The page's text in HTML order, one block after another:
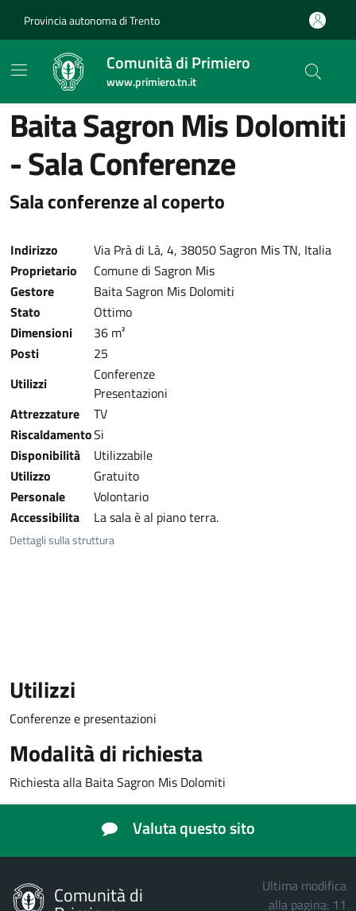
Provincia autonoma di Trento
Comunità di Primiero
www.primiero.tn.it
Baita Sagron Mis Dolomiti
- Sala Conferenze
Sala conferenze al coperto
Dettagli sulla struttura
Indirizzo
Via Prà di Là, 4, 38050 Sagron Mis TN, Italia
Proprietario
Comune di Sagron Mis
Gestore
Baita Sagron Mis Dolomiti
Stato
Ottimo
Dimensioni
36 m²
Posti
25
Utilizzi
Conferenze
Presentazioni
Attrezzature
TV
RiscaldamentoSi
Disponibilità
Utilizzabile
Utilizzo
Gratuito
Personale
Volontario
Accessibilita
La sala è al piano terra.
Utilizzi
Conferenze e presentazioni
Modalità di richiesta
Richiesta alla Baita Sagron Mis Dolomiti
Valuta questo sito
Comunità di
Ultima modifica
alla pagina: 11